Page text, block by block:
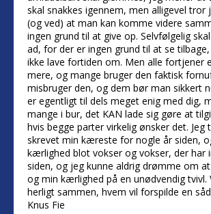
skal snakkes igennem, men alligevel
(og ved) at man kan komme videre
ingen grund til at give op. Selvfølgelig
ad, for der er ingen grund til at se
ikke lave fortiden om. Men alle fortjener
mere, og mange bruger den faktisk
misbruger den, og dem bør man sikkert
er egentligt til dels meget enig med dig,
mange i bur, det KAN lade sig gøre at
hvis begge parter virkelig ønsker det. Jeg
skrevet min kæreste for nogle år siden,
kærlighed blot vokser og vokser, der
siden, og jeg kunne aldrig drømme om
og min kærlighed på en unødvendig tvivl.
herligt sammen, hvem vil forspilde en
Knus Fie